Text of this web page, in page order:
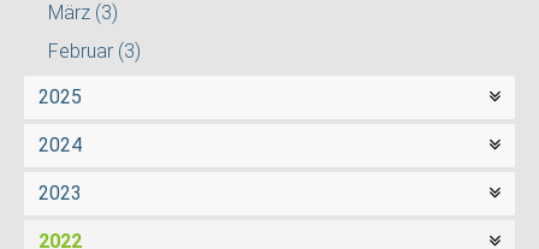
März (3)
Februar (3)
2025
2024
2023
2022